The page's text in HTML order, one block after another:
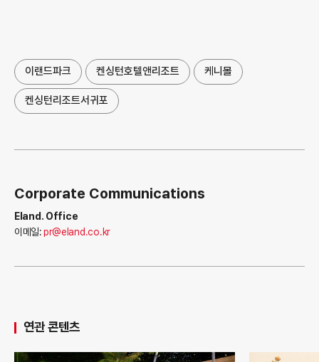
이랜드파크 켄싱턴호텔앤리조트 케니몰
켄싱턴리조트서귀포
Corporate Communications
Eland. Office
이메일:pr@eland.co.kr
연관 콘텐츠